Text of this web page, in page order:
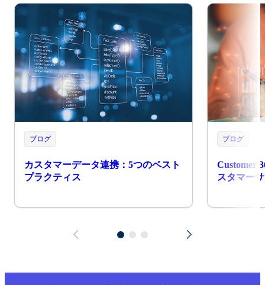
ブログ
カスタマーデータ連携：5つのベスト
プラクティス
ブログ
Customer
スタマー